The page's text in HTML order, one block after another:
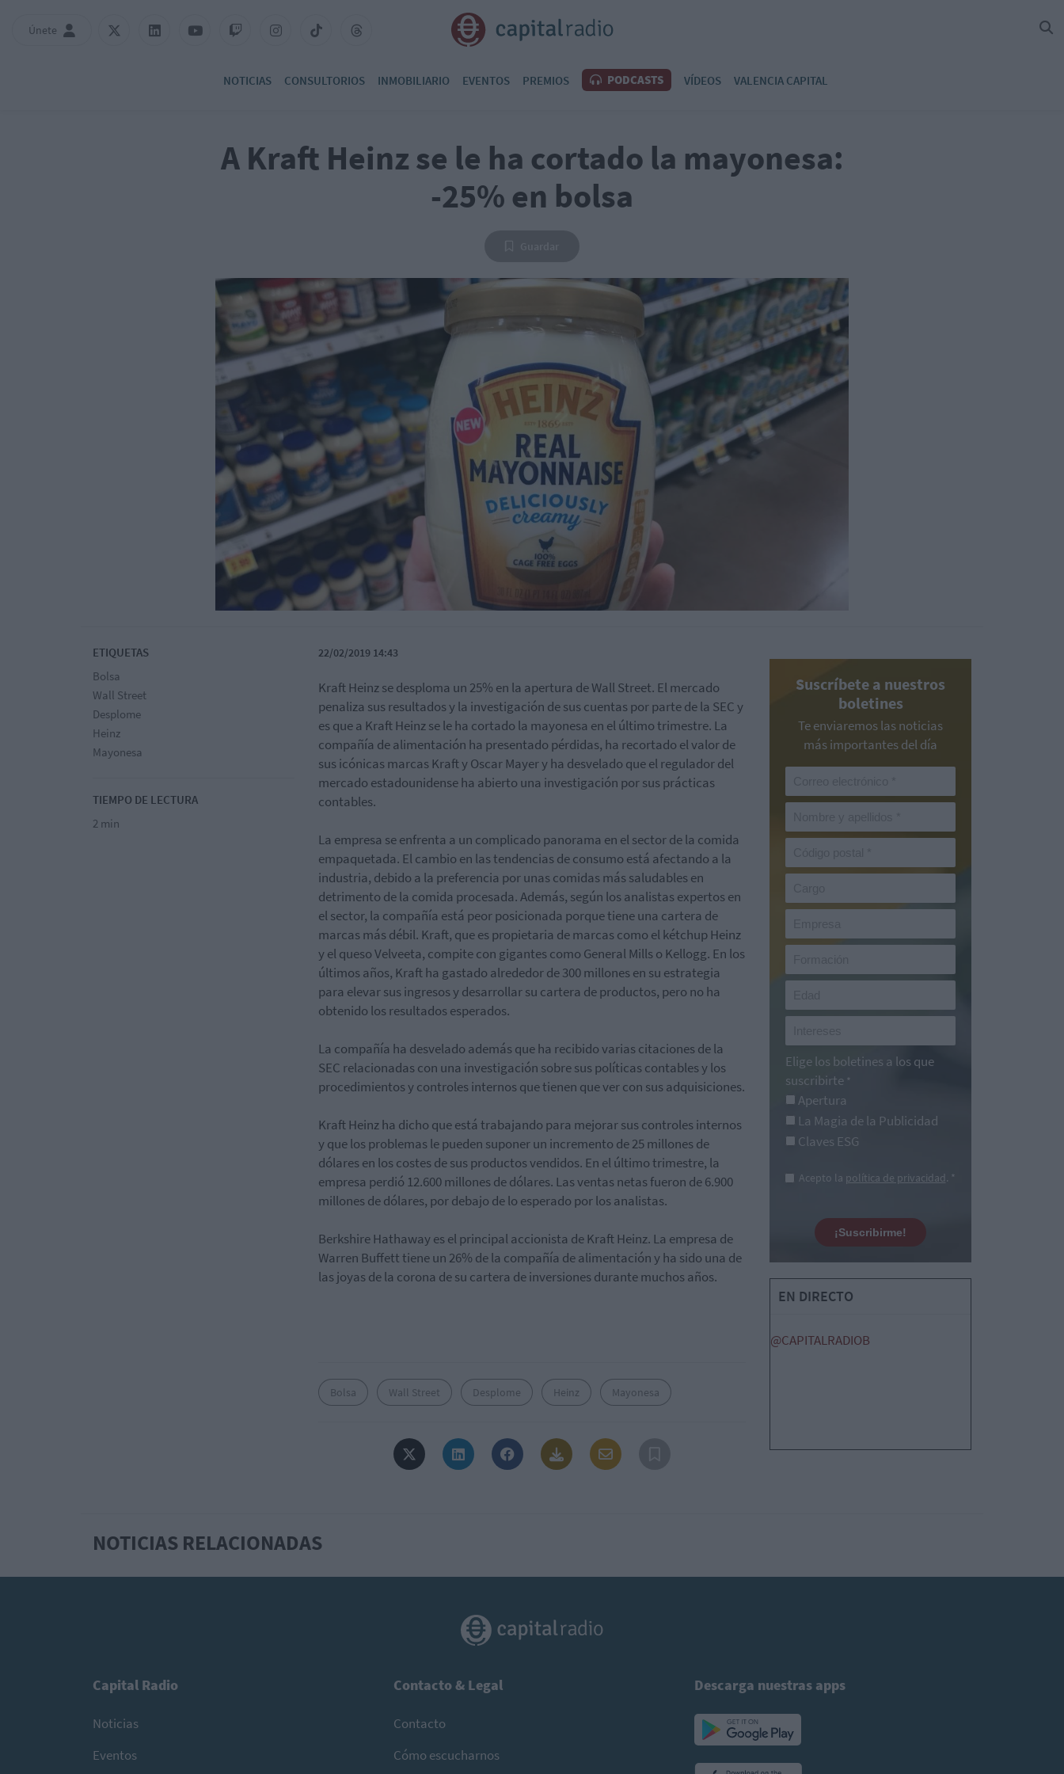
Únete
NOTICIAS CONSULTORIOS INMOBILIARIO EVENTOS PREMIOS PODCASTS VÍDEOS VALENCIA CAPITAL
A Kraft Heinz se le ha cortado la mayonesa:
-25% en bolsa
ETIQUETAS
Bolsa
Wall Street
Desplome
Heinz
Mayonesa
TIEMPO DE LECTURA
2 min
22/02/2019 14:43
Kraft Heinz se desploma un 25% en la apertura de Wall Street. El mercado
penaliza sus resultados y la investigación de sus cuentas por parte de la SEC y
es que a Kraft Heinz se le ha cortado la mayonesa en el último trimestre. La
compañía de alimentación ha presentado pérdidas, ha recortado el valor de
sus icónicas marcas Kraft y Oscar Mayer y ha desvelado que el regulador del
mercado estadounidense ha abierto una investigación por sus prácticas
contables.
La empresa se enfrenta a un complicado panorama en el sector de la comida
empaquetada. El cambio en las tendencias de consumo está afectando a la
industria, debido a la preferencia por unas comidas más saludables en
detrimento de la comida procesada. Además, según los analistas expertos en
el sector, la compañía está peor posicionada porque tiene una cartera de
marcas más débil. Kraft, que es propietaria de marcas como el kétchup Heinz
y el queso Velveeta, compite con gigantes como General Mills o Kellogg. En los
últimos años, Kraft ha gastado alrededor de 300 millones en su estrategia
para elevar sus ingresos y desarrollar su cartera de productos, pero no ha
obtenido los resultados esperados.
La compañía ha desvelado además que ha recibido varias citaciones de la
SEC relacionadas con una investigación sobre sus políticas contables y los
procedimientos y controles internos que tienen que ver con sus adquisiciones.
Kraft Heinz ha dicho que está trabajando para mejorar sus controles internos
y que los problemas le pueden suponer un incremento de 25 millones de
dólares en los costes de sus productos vendidos. En el último trimestre, la
empresa perdió 12.600 millones de dólares. Las ventas netas fueron de 6.900
millones de dólares, por debajo de lo esperado por los analistas.
Berkshire Hathaway es el principal accionista de Kraft Heinz. La empresa de
Warren Buffett tiene un 26% de la compañía de alimentación y ha sido una de
las joyas de la corona de su cartera de inversiones durante muchos años.
Bolsa Wall Street Desplome Heinz Mayonesa
Suscríbete a nuestros
boletines
Te enviaremos las noticias
más importantes del día
Elige los boletines a los que
suscribirte *
Apertura
La Magia de la Publicidad
Claves ESG
Acepto la política de privacidad. *
¡Suscribirme!
EN DIRECTO
@CAPITALRADIOB
NOTICIAS RELACIONADAS
Capital Radio
Noticias
Eventos
Contacto & Legal
Contacto
Cómo escucharnos
Descarga nuestras apps